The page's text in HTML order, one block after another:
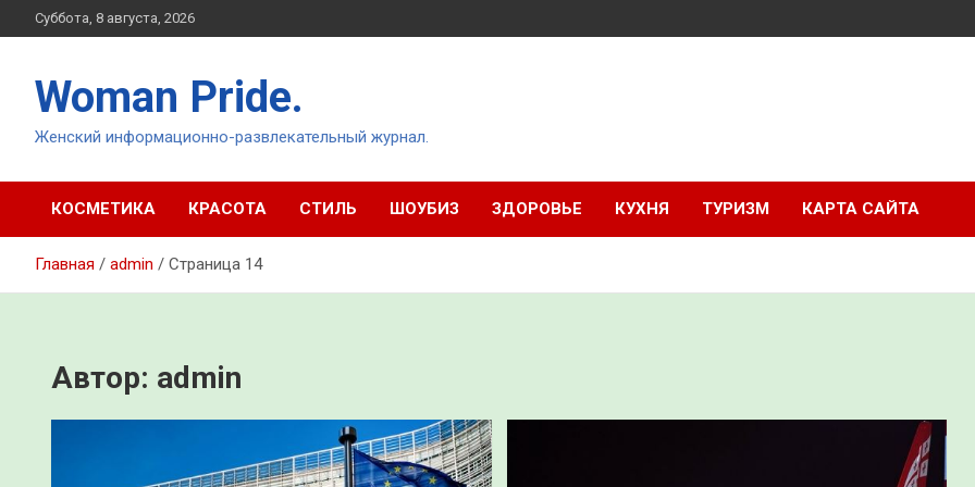
Перейти
к
Суббота, 8 августа, 2026
Woman Pride.
Женский информационно-развлекательный журнал.
КОСМЕТИКА КРАСОТА СТИЛЬ ШОУБИЗ ЗДОРОВЬЕ КУХНЯ ТУРИЗМ КАРТА САЙТА
Главная admin Страница 14
Автор: admin